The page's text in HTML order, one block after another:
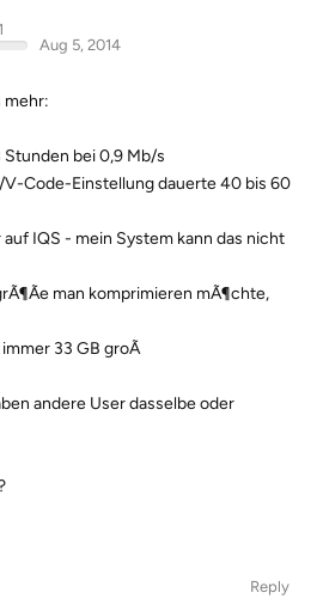
Aug 5, 2014
mehr:
Stunden bei 0,9 Mb/s
V-Code-Einstellung dauerte 40 bis 60
IQS - mein System kann das nicht
man komprimieren mÃ¶chte,
33 GB groÃ
andere User dasselbe oder
Reply